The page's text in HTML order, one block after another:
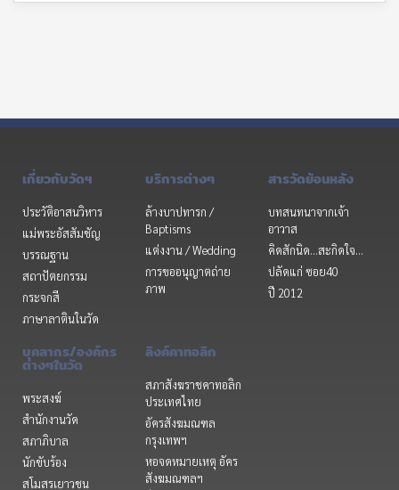
เกี่ยวกับวัดฯ
ประวัติอาสนวิหาร
แม่พระอัสสัมชัญ
บรรณฐาน
สถาปัตยกรรม
กระจกสี
ภาษาลาตินในวัด
บริการต่างๆ
ล้างบาปทารก /
Baptisms
แต่งงาน / Wedding
การขออนุญาตถ่าย
ภาพ
สารวัดย้อนหลัง
บทสนทนาจากเจ้า
อาวาส
คิดสักนิด...สะกิดใจ...
ปลัดแก่ ซอย40
ปี 2012
บุคลากร/องค์กร
ต่างๆในวัด
พระสงฆ์
สำนักงานวัด
สภาภิบาล
นักขับร้อง
สโมสรเยาวชน
ลิงค์คาทอลิก
สภาสังฆราชคาทอลิก
ประเทศไทย
อัครสังฆมณฑล
กรุงเทพฯ
หอจดหมายเหตุ อัคร
สังฆมณฑลฯ